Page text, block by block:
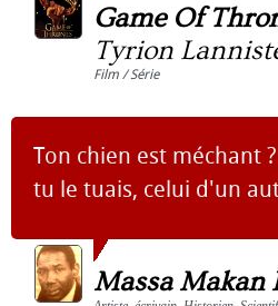
Game Of
Tyrion
Film / Série
Ton chien est méchant
tu le tuais, celui d'un
Massa Makan